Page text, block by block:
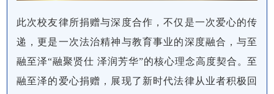
此次校友律所捐赠与深度合作，不仅是一次爱心的传
递，更是一次法治精神与教育事业的深度融合，与至
融至泽“融聚贤仕 泽润芳华”的核心理念高度契合。至
融至泽的爱心捐赠，展现了新时代法律从业者积极回